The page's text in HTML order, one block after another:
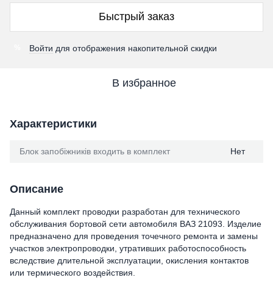
Быстрый заказ
Войти для отображения накопительной скидки
В избранное
Характеристики
Блок запобіжників входить в комплект Нет
Описание
Данный комплект проводки разработан для технического
обслуживания бортовой сети автомобиля ВАЗ 21093. Изделие
предназначено для проведения точечного ремонта и замены
участков электропроводки, утративших работоспособность
вследствие длительной эксплуатации, окисления контактов
или термического воздействия.